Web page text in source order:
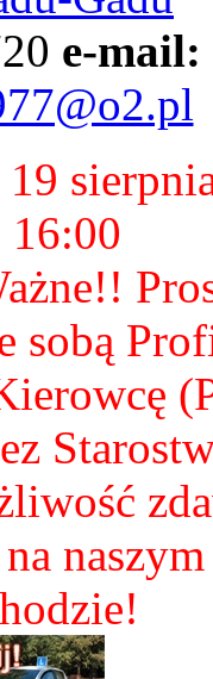
e-mail:
16:00
sobą
naszym